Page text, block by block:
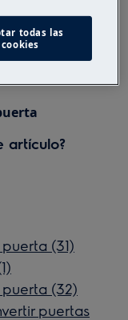
o la
se realizan
artículo?
(31)
(32)
puertas
todas las
cookies